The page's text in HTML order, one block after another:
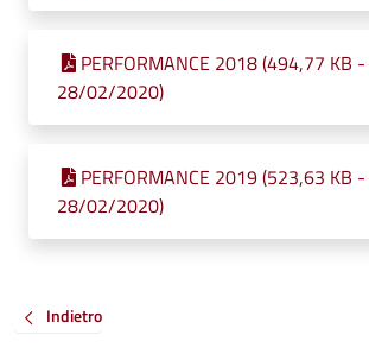
PERFORMANCE 2018 (494,77 KB
28/02/2020)
PERFORMANCE 2019 (523,63 KB
28/02/2020)
Indietro